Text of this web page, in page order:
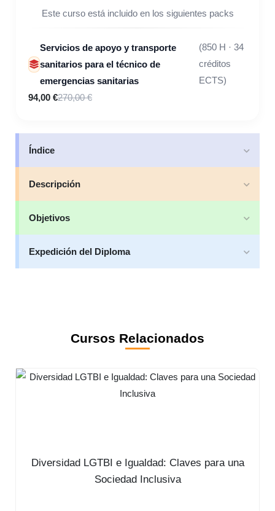
Este curso está incluido en los siguientes packs
Servicios de apoyo y transporte
sanitarios para el técnico de
emergencias sanitarias
(850 H · 34
créditos
ECTS)
94,00 €270,00 €
Índice
Descripción
Objetivos
Expedición del Diploma
Cursos Relacionados
Diversidad LGTBI e Igualdad: Claves para una
Sociedad Inclusiva